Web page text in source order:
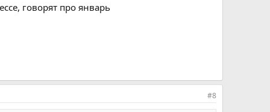
говорят про январь
#8